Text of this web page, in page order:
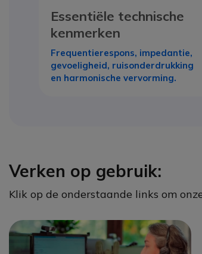
Essentiële technische
kenmerken
Frequentierespons, impedantie,
gevoeligheid, ruisonderdrukking
en harmonische vervorming.
Verken op gebruik:
Klik op de onderstaande links om